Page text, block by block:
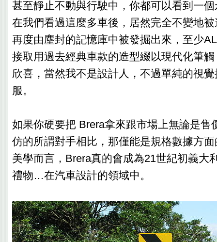
甚至靜止不動與行駛中，你都可以看到一
在我們看過這麼多車後，居然完全不變地
再度由塵封的記憶庫中被發掘出來，至少
接取用過去經典車款的造型綴以現代化筆
欣喜，當然我不是設計人，不過單純的視
服。
如果你硬要把 Brera拿來跟市場上無論是售
仿的所謂對手相比，那僅能是規格數據方
美學而言，Brera真的會成為21世紀初義大
禮物…在汽車設計的領域中。